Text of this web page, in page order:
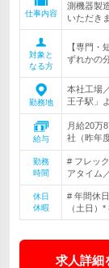
仕事内容
測機器製
いただき
対象と
なる方
【専門
ずれかの
勤務地
本社工場
王子駅」
給与
月給20万
社（昨年
勤務
時間
# フレッ
アタイム
休日
休暇
# 年間休
（土日）
求人詳細